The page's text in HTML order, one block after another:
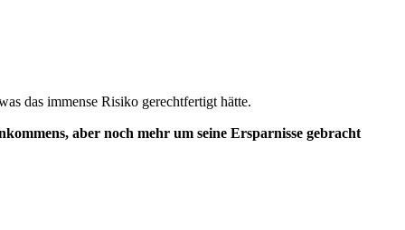
das immense Risiko gerechtfertigt hätte.
aber noch mehr um seine Ersparnisse gebracht